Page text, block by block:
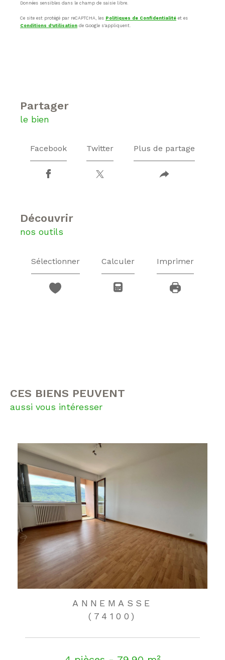
Données sensibles dans le champ de saisie libre.
Ce site est protégé par reCAPTCHA, les Politiques de Confidentialité et es
Conditions d'utilisation de Google s'appliquent.
partager
le bien
Facebook Twitter Plus de partage
découvrir
nos outils
Sélectionner Calculer Imprimer
CES BIENS PEUVENT
aussi vous intéresser
ANNEMASSE
(74100)